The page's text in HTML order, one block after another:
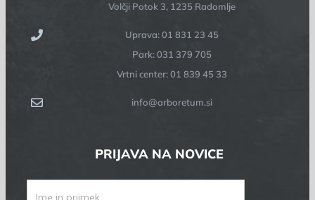
Volčji Potok 3, 1235 Radomlje
Uprava: 01 831 23 45
Park: 031 379 705
Vrtni center: 01 839 45 33
info@arboretum.si
PRIJAVA NA NOVICE